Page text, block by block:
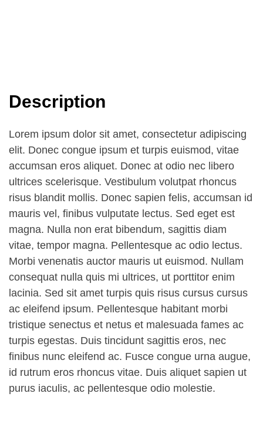
Description
Lorem ipsum dolor sit amet, consectetur adipiscing
elit. Donec congue ipsum et turpis euismod, vitae
accumsan eros aliquet. Donec at odio nec libero
ultrices scelerisque. Vestibulum volutpat rhoncus
risus blandit mollis. Donec sapien felis, accumsan id
mauris vel, finibus vulputate lectus. Sed eget est
magna. Nulla non erat bibendum, sagittis diam
vitae, tempor magna. Pellentesque ac odio lectus.
Morbi venenatis auctor mauris ut euismod. Nullam
consequat nulla quis mi ultrices, ut porttitor enim
lacinia. Sed sit amet turpis quis risus cursus cursus
ac eleifend ipsum. Pellentesque habitant morbi
tristique senectus et netus et malesuada fames ac
turpis egestas. Duis tincidunt sagittis eros, nec
finibus nunc eleifend ac. Fusce congue urna augue,
id rutrum eros rhoncus vitae. Duis aliquet sapien ut
purus iaculis, ac pellentesque odio molestie.